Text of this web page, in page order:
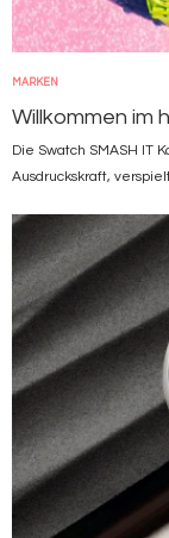
MARKEN
Willkommen im
Die Swatch SMASH IT
Ausdruckskraft,
Bild